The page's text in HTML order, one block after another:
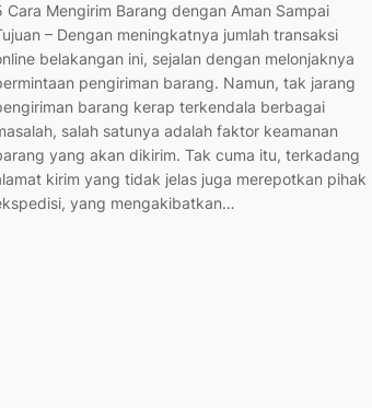
Cara Mengirim Barang dengan Aman Sampai
– Dengan meningkatnya jumlah transaksi
belakangan ini, sejalan dengan melonjaknya
pengiriman barang. Namun, tak jarang
barang kerap terkendala berbagai
salah satunya adalah faktor keamanan
yang akan dikirim. Tak cuma itu, terkadang
kirim yang tidak jelas juga merepotkan pihak
yang mengakibatkan…